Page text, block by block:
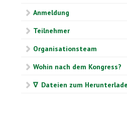
Anmeldung
Teilnehmer
Organisationsteam
Wohin nach dem Kongress?
∇ Dateien zum